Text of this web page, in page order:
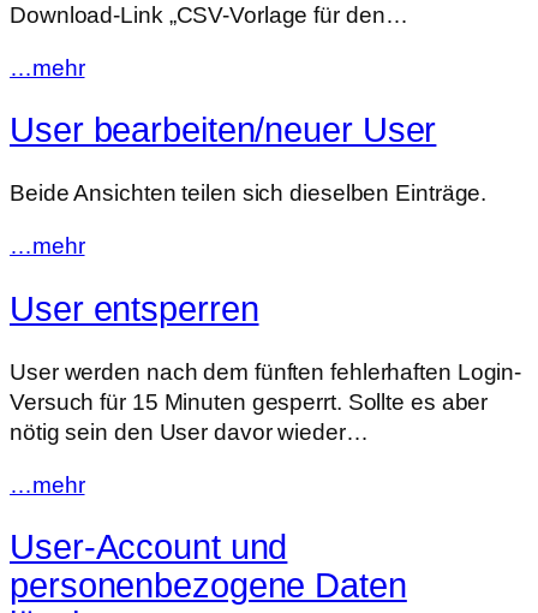
Download-Link „CSV-Vorlage für den…
…mehr
User bearbeiten/neuer User
Beide Ansichten teilen sich dieselben Einträge.
…mehr
User entsperren
User werden nach dem fünften fehlerhaften Login-
Versuch für 15 Minuten gesperrt. Sollte es aber
nötig sein den User davor wieder…
…mehr
User-Account und
personenbezogene Daten